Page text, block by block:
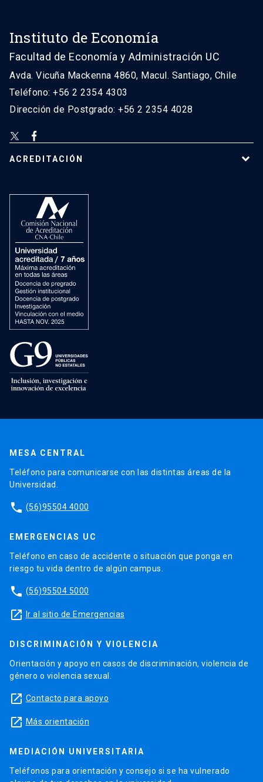
Instituto de Economía
Facultad de Economía y Administración UC
Avda. Vicuña Mackenna 4860, Macul. Santiago, Chile
Teléfono: +56 2 2354 4303
Dirección de Postgrado: +56 2 2354 4028
ACREDITACIÓN
MESA CENTRAL
Teléfono para comunicarse con las distintas áreas de la
Universidad.
phone (56)95504 4000
EMERGENCIAS UC
Teléfono en caso de accidente o situación que ponga en
riesgo tu vida dentro de algún campus.
phone (56)95504 5000
launch Ir al sitio de Emergencias
DISCRIMINACIÓN Y VIOLENCIA
Orientación y apoyo en casos de discriminación, violencia de
género o violencia sexual.
launch Contacto para apoyo
launch Más orientación
MEDIACIÓN UNIVERSITARIA
Teléfonos para orientación y consejo si se ha vulnerado